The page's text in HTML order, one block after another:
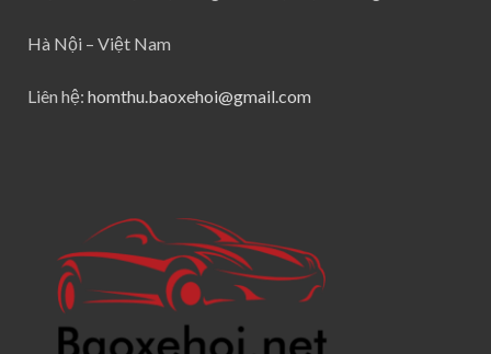
Hà Nội – Việt Nam
Liên hệ: homthu.baoxehoi@gmail.com